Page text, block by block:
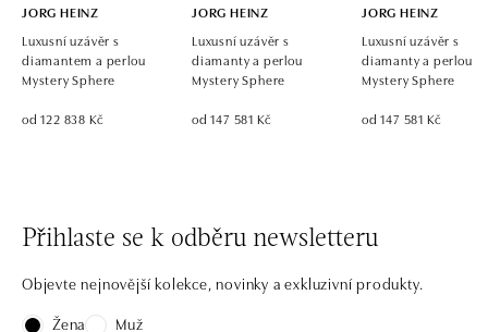
JORG HEINZ
Luxusní uzávěr s
diamantem a perlou
Mystery Sphere
od 122 838 Kč
JORG HEINZ
Luxusní uzávěr s
diamanty a perlou
Mystery Sphere
od 147 581 Kč
JORG HEINZ
Luxusní uzávěr s
diamanty a perlou
Mystery Sphere
od 147 581 Kč
Přihlaste se k odběru newsletteru
Objevte nejnovější kolekce, novinky a exkluzivní produkty.
Žena
Muž